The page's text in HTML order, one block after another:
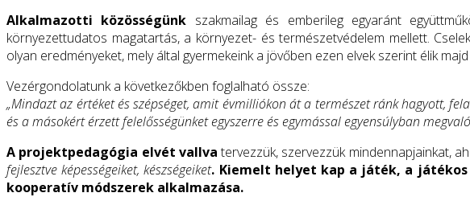
Alkalmazotti közösségünk szakmailag és emberileg egyaránt
környezettudatos magatartás, a környezet- és természetvédelem mellett.
olyan eredményeket, mely által gyermekeink a jövőben ezen elvek szerint élik
Vezérgondolatunk a következőkben foglalható össze:
„Mindazt az értéket és szépséget, amit évmilliókon át a természet ránk hagyott,
és a másokért érzett felelősségünket egyszerre és egymással egyensúlyban
A projektpedagógia elvét vallvatervezzük, szervezzük mindennapjainkat,
fejlesztve képességeiket, készségeiket. Kiemelt helyet kap a játék, a
kooperatív módszerek alkalmazása.